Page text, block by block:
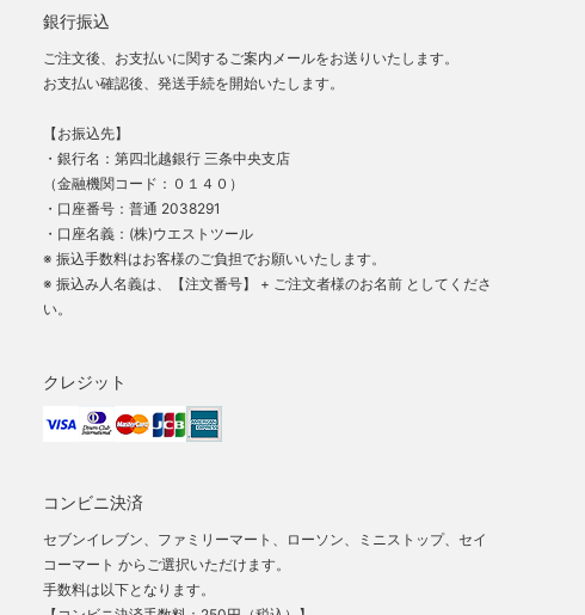
銀行振込
ご注文後、お支払いに関するご案内メールをお送りいたします。
お支払い確認後、発送手続を開始いたします。
【お振込先】
・銀行名：第四北越銀行 三条中央支店
（金融機関コード：０１４０）
・口座番号：普通 2038291
・口座名義：(株)ウエストツール
※ 振込手数料はお客様のご負担でお願いいたします。
※ 振込み人名義は、【注文番号】 + ご注文者様のお名前 としてくださ
い。
クレジット
コンビニ決済
セブンイレブン、ファミリーマート、ローソン、ミニストップ、セイ
コーマート からご選択いただけます。
手数料は以下となります。